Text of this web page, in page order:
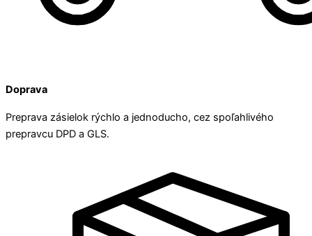
Doprava
Preprava zásielok rýchlo a jednoducho, cez spoľahlivého
prepravcu DPD a GLS.